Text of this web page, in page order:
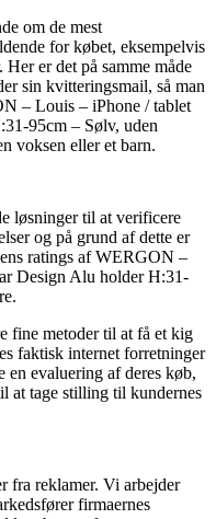
om de mest
for købet, eksempelvis
er det på samme måde
sin kvitteringsmail, så man
– Louis – iPhone / tablet
95cm – Sølv, uden
voksen eller et barn.
løsninger til at verificere
og på grund af dette er
ratings af WERGON –
Design Alu holder H:31-
fine metoder til at få et kig
faktisk internet forretninger
evaluering af deres køb,
at tage stilling til kundernes
fra reklamer. Vi arbejder
firmaernes